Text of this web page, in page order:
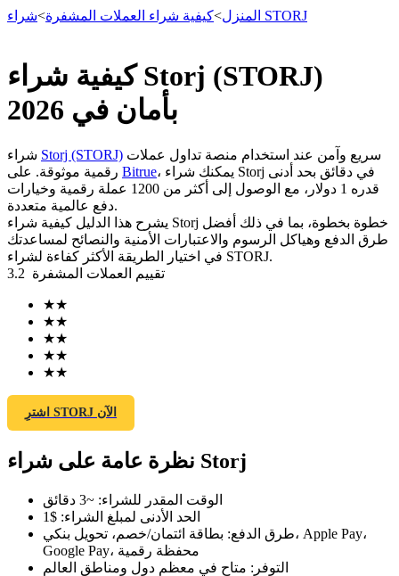
العقود الآجلة
العقود الآجلة USDT
العقود الآجلة لـ COIN-M
العقود الآجلة للعملات المشفرة
المنزل>كيفية شراء العملات المشفرة> شراء STORJ
كيفية شراء Storj (STORJ)
بأمان في 2026
Storj (STORJ)
Bitrue، يمكنك شراء Storj في دقائق بحد أدنى
قدره 1 دولار، مع الوصول إلى أكثر من 1200 عملة رقمية وخيارات
دفع عالمية متعددة.
يشرح هذا الدليل كيفية شراء Storj خطوة بخطوة، بما في ذلك أفضل
طرق الدفع وهياكل الرسوم والاعتبارات الأمنية والنصائح لمساعدتك
في اختيار الطريقة الأكثر كفاءة لشراء STORJ.
تقييم العملات المشفرة 3.2
★★
★★
★★
★★
★★
اشترِ STORJ الآن
نظرة عامة على شراء Storj
الوقت المقدر للشراء: ~3 دقائق
الحد الأدنى لمبلغ الشراء:
$1
طرق الدفع: بطاقة ائتمان/خصم، تحويل بنكي، Apple Pay،
Google Pay، محفظة رقمية
التوفر : متاح في معظم دول ومناطق العالم